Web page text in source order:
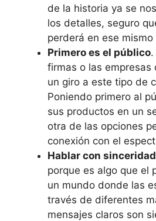
de la historia ya se
los detalles, seguro
perderá en ese
Primero es el público
firmas o las empresas
un giro a este tipo de
Poniendo primero al
sus productos en un
otra de las opciones
conexión con el
Hablar con sinceridad
porque es algo que el
un mundo donde las
través de diferentes
mensajes claros son